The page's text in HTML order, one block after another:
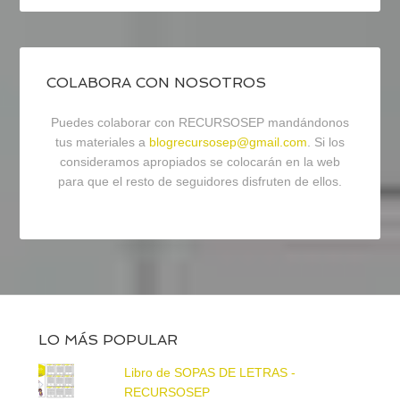
COLABORA CON NOSOTROS
Puedes colaborar con RECURSOSEP mandándonos
tus materiales a blogrecursosep@gmail.com . Si los
consideramos apropiados se colocarán en la web
para que el resto de seguidores disfruten de ellos.
LO MÁS POPULAR
Libro de SOPAS DE LETRAS -
RECURSOSEP